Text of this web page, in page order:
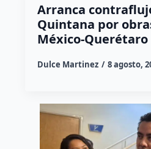
Arranca
Quintana por
México-Querétaro
Dulce Martinez 8 agosto,